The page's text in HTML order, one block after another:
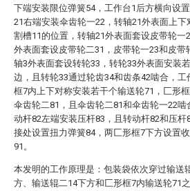
下端安装限位弹簧54，工作台1后方横向设
21右端安装伞齿轮一22，转轴21外表面上
割槽11的位置，转轴21外表面套设皮带轮
外表面套设皮带轮二31，皮带轮一23和皮
轴3外表面套设转轮33，转轮33外表面安装
边，且转轮33通过轮齿34和齿条42啮合，
框7内上下对称安装若干个输送轮71，匚形
伞齿轮二81，且伞齿轮二81和伞齿轮一22
动杆82左端安装压杆83，且转动杆82和压
接处设置扭力弹簧84，两匚形框7下方设置
91。
本发明的工作原理是：包装袋依次穿过输送
方、输送辊二14下方和匚形框7内输送轮71